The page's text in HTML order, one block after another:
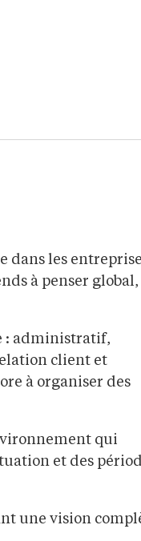
dans les
à penser global,
: administratif,
client et
à organiser des
qui
et des
une vision